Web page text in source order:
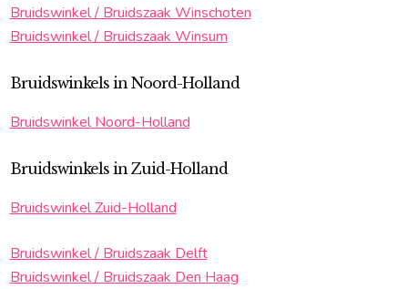
Bruidswinkel / Bruidszaak Winschoten
Bruidswinkel / Bruidszaak Winsum
Bruidswinkels in Noord-Holland
Bruidswinkel Noord-Holland
Bruidswinkels in Zuid-Holland
Bruidswinkel Zuid-Holland
Bruidswinkel / Bruidszaak Delft
Bruidswinkel / Bruidszaak Den Haag